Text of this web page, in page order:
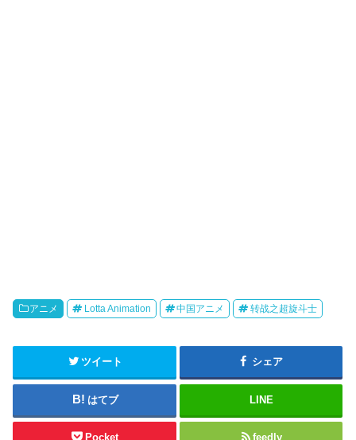
アニメ Lotta Animation 中国アニメ 转战之超旋斗士
ツイート シェア
はてブ LINE
Pocket feedly